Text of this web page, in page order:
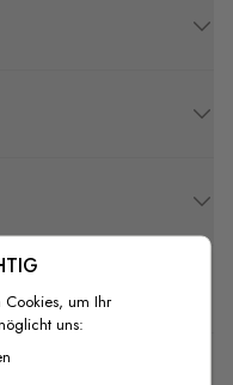
um Ihr
uns: